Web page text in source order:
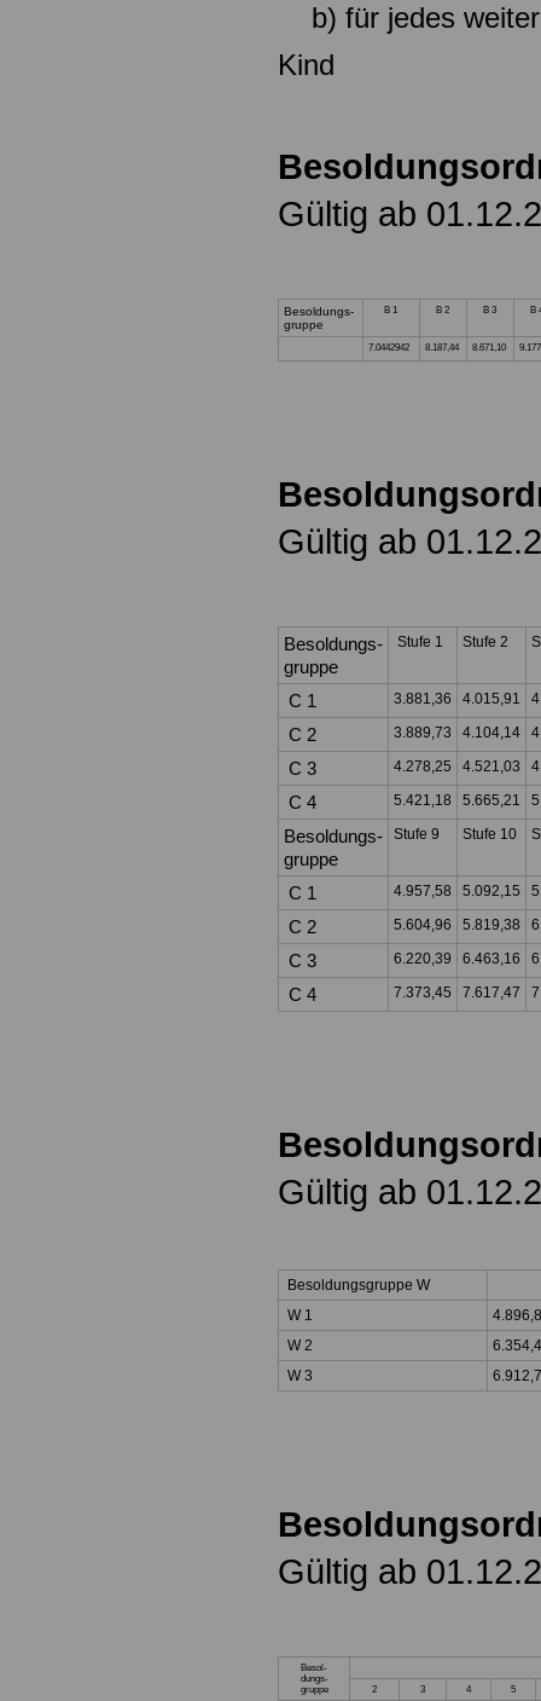
b) für jedes
Kind
Gültig ab
Besoldungs-
gruppe
B 1 B 2 B 3 B
7.0442942 8.187,44 8.671,10
Gültig ab
Besoldungs-
gruppe
Stufe 1 Stufe 2
C 1 3.881,36 4.015,91
C 2 3.889,73 4.104,14
C 3 4.278,25 4.521,03
C 4 5.421,18 5.665,21
Besoldungs-
gruppe
Stufe 9 Stufe 10
C 1 4.957,58 5.092,15
C 2 5.604,96 5.819,38
C 3 6.220,39 6.463,16
C 4 7.373,45 7.617,47
Gültig ab
Besoldungsgruppe W
W 1
W 2
W 3
Gültig ab
Besol-
dungs-
gruppe
2 3 4 5